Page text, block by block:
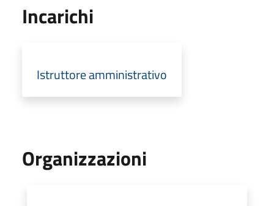
Incarichi
Istruttore amministrativo
Organizzazioni